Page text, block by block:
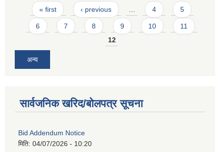
Pages
« first ‹ previous 4 5
6 7 8 9 10
11
12
अन्य
सार्वजनिक खरिद/बोलपत्र सूचना
Bid Addendum Notice
मिति: 04/07/2026 - 10:20